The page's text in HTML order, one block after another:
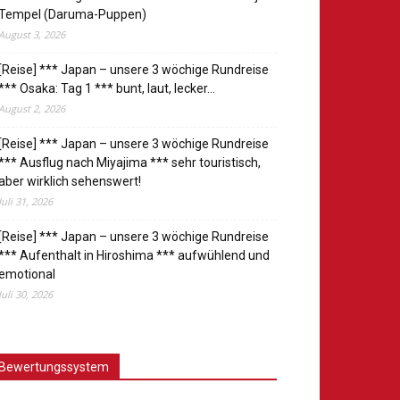
(Daruma-Puppen)
3, 2026
*** Japan – unsere 3 wöchige Rundreise
Osaka: Tag 1 *** bunt, laut, lecker…
2, 2026
*** Japan – unsere 3 wöchige Rundreise
Ausflug nach Miyajima *** sehr touristisch,
wirklich sehenswert!
31, 2026
*** Japan – unsere 3 wöchige Rundreise
Aufenthalt in Hiroshima *** aufwühlend und
30, 2026